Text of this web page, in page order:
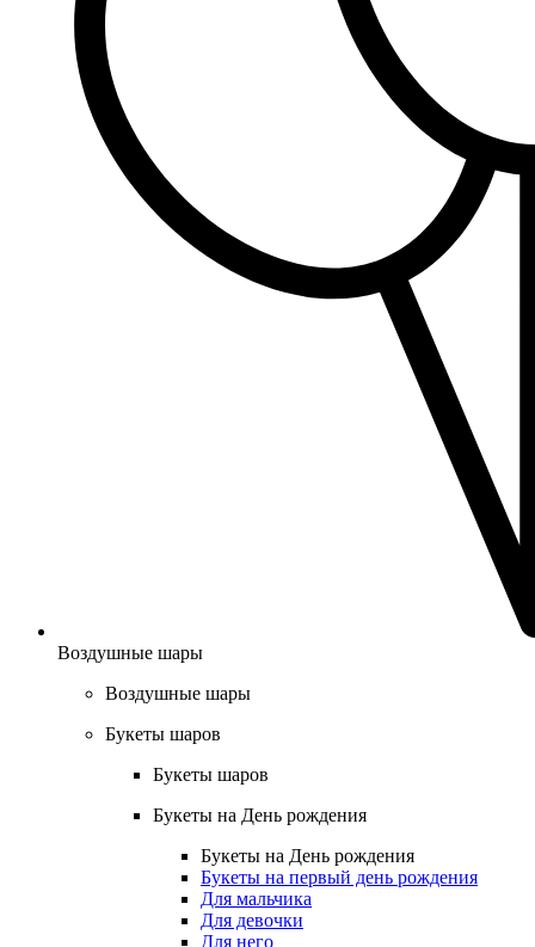
Воздушные шары
Воздушные шары
Букеты шаров
Букеты шаров
Букеты на День рождения
Букеты на День рождения
Букеты на первый день рождения
Для мальчика
Для девочки
Для него